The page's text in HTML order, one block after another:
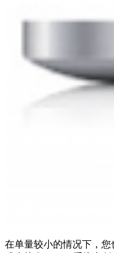
在单量较小的情况下，您